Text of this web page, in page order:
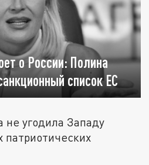
о России: Полина
список ЕС
не угодила Западу
патриотических